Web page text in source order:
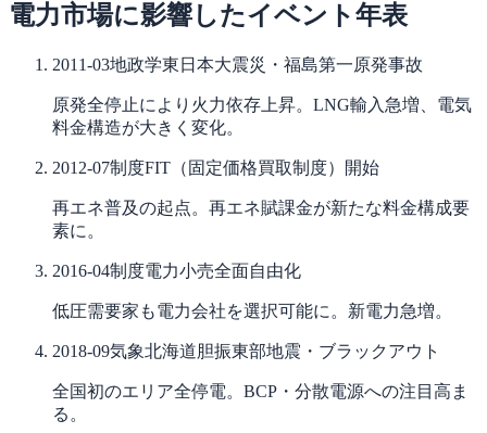
電力市場に影響したイベント年表
2011-03地政学東日本大震災・福島第一原発事故
原発全停止により火力依存上昇。LNG輸入急増、電気
料金構造が大きく変化。
2012-07制度FIT（固定価格買取制度）開始
再エネ普及の起点。再エネ賦課金が新たな料金構成要
素に。
2016-04制度電力小売全面自由化
低圧需要家も電力会社を選択可能に。新電力急増。
2018-09気象北海道胆振東部地震・ブラックアウト
全国初のエリア全停電。BCP・分散電源への注目高ま
る。